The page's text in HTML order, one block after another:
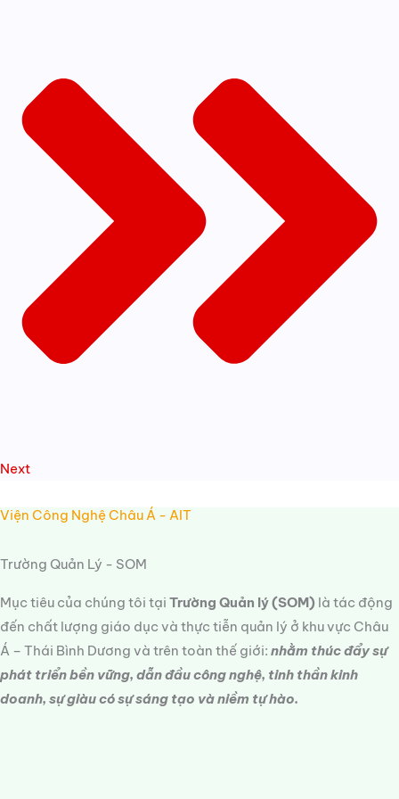
Next
Viện Công Nghệ Châu Á - AIT
Trường Quản Lý - SOM
Mục tiêu của chúng tôi tại Trường Quản lý (SOM) là tác động
đến chất lượng giáo dục và thực tiễn quản lý ở khu vực Châu
Á – Thái Bình Dương và trên toàn thế giới: nhằm thúc đẩy sự
phát triển bền vững, dẫn đầu công nghệ, tinh thần kinh
doanh, sự giàu có sự sáng tạo và niềm tự hào.